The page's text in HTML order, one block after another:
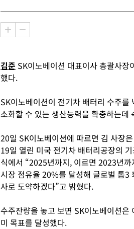
김준 SK이노베이션 대표이사 총괄사
했다.
SK이노베이션이 전기차 배터리 수주
소화할 수 있는 생산능력을 확충하는데
20일 SK이노베이션에 따르면 김 사장은
19일 열린 미국 전기차 배터리공장의
식에서 “2025년까지, 이르면 2023년까
시장 점유율 20%를 달성해 글로벌 톱3
사로 도약하겠다”고 밝혔다.
수주잔량을 놓고 보면 SK이노베이션은
미 목표를 달성했다.